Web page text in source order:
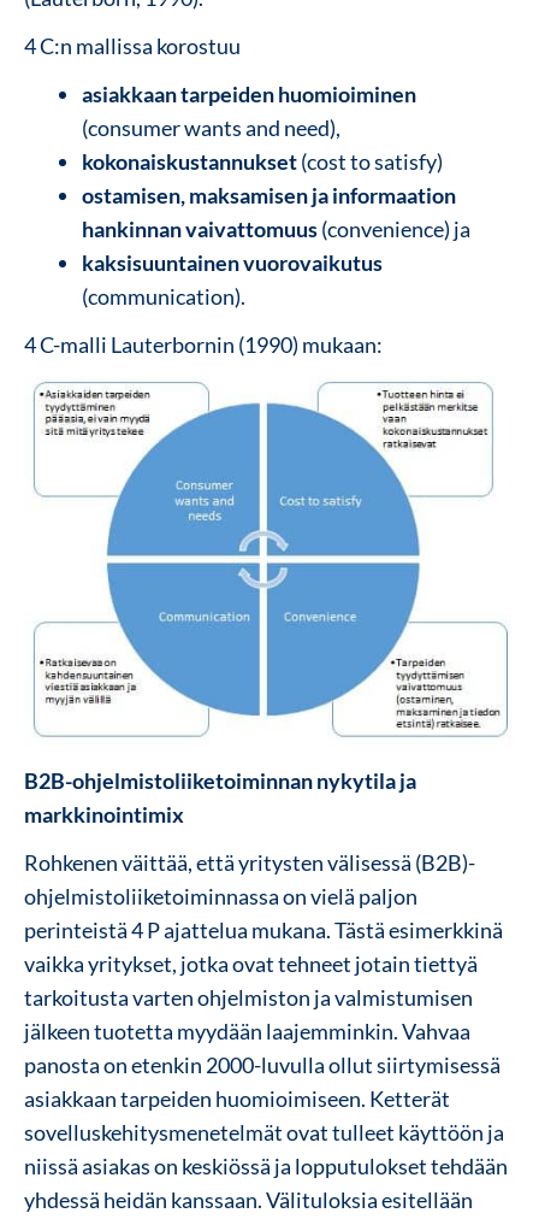
4 C:n mallissa korostuu
asiakkaan tarpeiden huomioiminen
(consumer wants and need),
kokonaiskustannukset(cost to satisfy)
ostamisen, maksamisen ja informaation
hankinnan vaivattomuus(convenience) ja
kaksisuuntainen vuorovaikutus
(communication).
4 C-malli Lauterbornin (1990) mukaan:
B2B-ohjelmistoliiketoiminnan nykytila ja
markkinointimix
Rohkenen väittää, että yritysten välisessä (B2B)-
ohjelmistoliiketoiminnassa on vielä paljon
perinteistä 4 P ajattelua mukana. Tästä esimerkkinä
vaikka yritykset, jotka ovat tehneet jotain tiettyä
tarkoitusta varten ohjelmiston ja valmistumisen
jälkeen tuotetta myydään laajemminkin. Vahvaa
panosta on etenkin 2000-luvulla ollut siirtymisessä
asiakkaan tarpeiden huomioimiseen. Ketterät
sovelluskehitysmenetelmät ovat tulleet käyttöön ja
niissä asiakas on keskiössä ja lopputulokset tehdään
yhdessä heidän kanssaan. Välituloksia esitellään